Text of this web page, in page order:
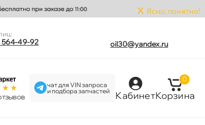
x Ясно, понятно!
564-49-92 oil30@yandex.ru
чат для VIN запроса
и подбора запчастей
Кабинет
0
Корзина